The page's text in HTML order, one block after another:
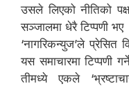
उसले लिएको नीतिको
सञ्जालमा धेरै टिप्पणी
‘नागरिकन्युज’ले प्रेसित
यस समाचारमा टिप्पणी
तीमध्ये एकले